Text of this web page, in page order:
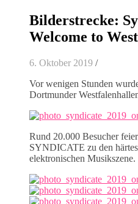
Bilderstrecke:
Welcome to
6. Oktober 2019 /
Vor wenigen Stunden
Dortmunder
Rund 20.000 Besucher
SYNDICATE zu den
elektronischen Musikszene.